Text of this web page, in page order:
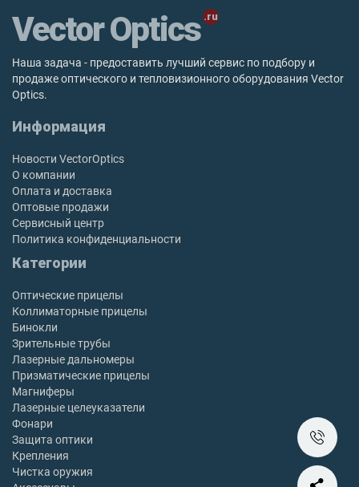
Vector Optics
Наша задача - предоставить лучший сервис по подбору и
продаже оптического и тепловизионного оборудования Vector
Optics.
Информация
Новости VectorOptics
О компании
Оплата и доставка
Оптовые продажи
Сервисный центр
Политика конфиденциальности
Категории
Оптические прицелы
Коллиматорные прицелы
Бинокли
Зрительные трубы
Лазерные дальномеры
Призматические прицелы
Магниферы
Лазерные целеуказатели
Фонари
Защита оптики
Крепления
Чистка оружия